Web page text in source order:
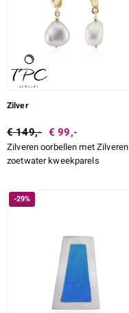
Zilver
€ 149,- € 99,-
Zilveren oorbellen met Zilveren
zoetwater kweekparels
-29%